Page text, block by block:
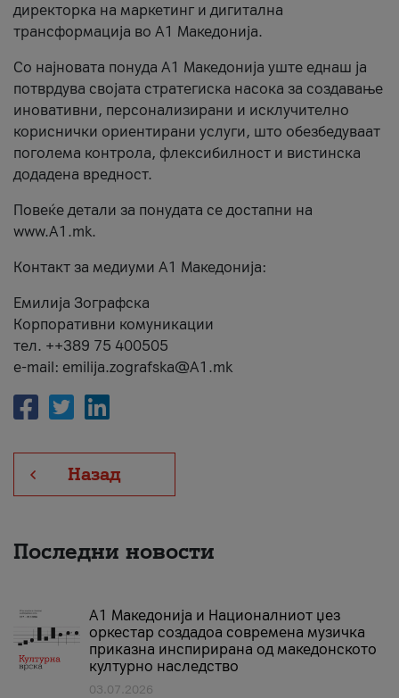
директорка на маркетинг и дигитална
трансформација во А1 Македонија.
Со најновата понуда А1 Македонија уште еднаш ја
потврдува својата стратегиска насока за создавање
иновативни, персонализирани и исклучително
кориснички ориентирани услуги, што обезбедуваат
поголема контрола, флексибилност и вистинска
додадена вредност.
Повеќе детали за понудата се достапни на
www.А1.mk.
Контакт за медиуми А1 Македонија:
Емилија Зографска
Корпоративни комуникации
тел. ++389 75 400505
e-mail: emilija.zografska@A1.mk
Назад
Последни новости
А1 Македонија и Националниот џез
оркестар создадоа современа музичка
приказна инспирирана од македонското
културно наследство
03.07.2026